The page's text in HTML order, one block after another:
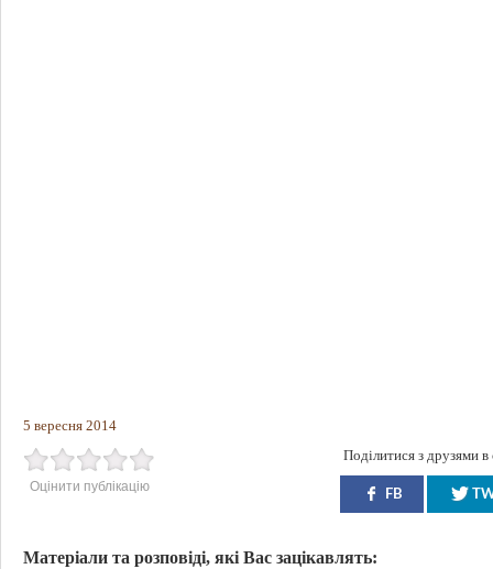
5 вересня 2014
Оцінити публікацію
Поділитися з друзями
FB
Матеріали та розповіді, які Вас зацікавлять: